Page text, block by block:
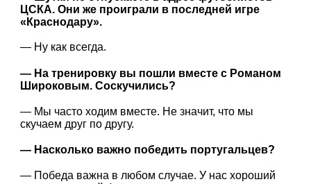
ЦСКА. Они же проиграли в последней игре
«Краснодару».
— Ну как всегда.
— На тренировку вы пошли вместе с Романом
Широковым. Соскучились?
— Мы часто ходим вместе. Не значит, что мы
скучаем друг по другу.
— Насколько важно победить португальцев?
— Победа важна в любом случае. У нас хороший